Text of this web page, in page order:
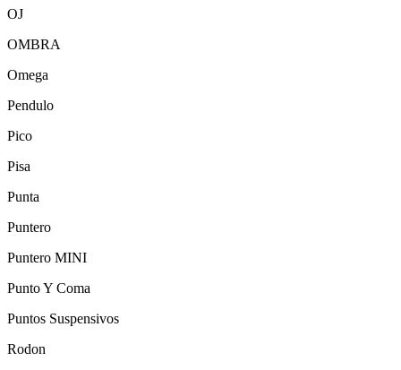
OJ
OMBRA
Omega
Pendulo
Pico
Pisa
Punta
Puntero
Puntero MINI
Punto Y Coma
Puntos Suspensivos
Rodon